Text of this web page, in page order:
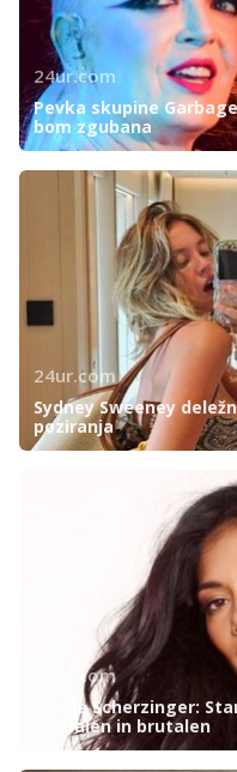
24ur.com
Pevka skupine
bom zgubana
24ur.com
Sydney Sweeney
poziranja
24ur.com
Nicole Scherzinger:
aktualen in brutalen